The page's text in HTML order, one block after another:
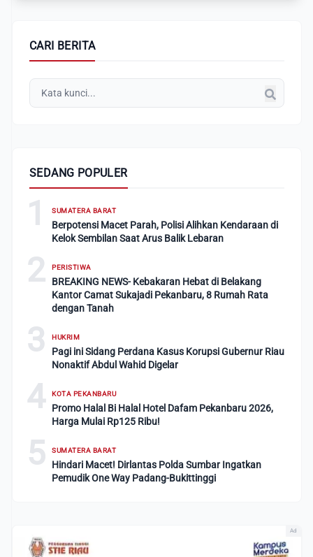
CARI BERITA
SEDANG POPULER
1 SUMATERA BARAT
Berpotensi Macet Parah, Polisi Alihkan Kendaraan di
Kelok Sembilan Saat Arus Balik Lebaran
2 PERISTIWA
BREAKING NEWS- Kebakaran Hebat di Belakang
Kantor Camat Sukajadi Pekanbaru, 8 Rumah Rata
dengan Tanah
3 HUKRIM
Pagi ini Sidang Perdana Kasus Korupsi Gubernur Riau
Nonaktif Abdul Wahid Digelar
4 KOTA PEKANBARU
Promo Halal Bi Halal Hotel Dafam Pekanbaru 2026,
Harga Mulai Rp125 Ribu!
5 SUMATERA BARAT
Hindari Macet! Dirlantas Polda Sumbar Ingatkan
Pemudik One Way Padang-Bukittinggi
Ad